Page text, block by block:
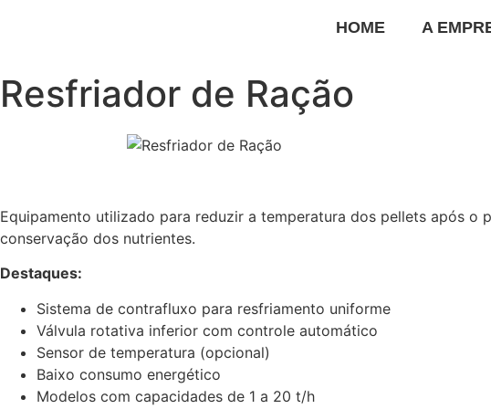
HOME A
Resfriador de Ração
Equipamento utilizado para reduzir a temperatura dos pellets após
conservação dos nutrientes.
Destaques:
Sistema de contrafluxo para resfriamento uniforme
Válvula rotativa inferior com controle automático
Sensor de temperatura (opcional)
Baixo consumo energético
Modelos com capacidades de 1 a 20 t/h